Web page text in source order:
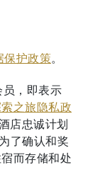
保护政策。
员，即表示
之旅隐私政
店忠诚计划
了确认和奖
而存储和处